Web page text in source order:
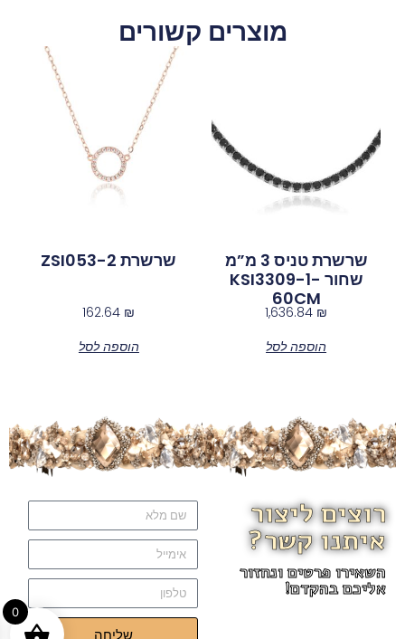
מוצרים קשורים
שרשרת טניס 3 מ”מ
שחור KSI3309-1-
60CM
1,636.84 ₪
הוספה לסל
שרשרת ZSI053-2
162.64 ₪
הוספה לסל
רוצים ליצור
איתנו קשר?
השאירו פרטים ונחזור
אליכם בהקדם!
שליחה
0